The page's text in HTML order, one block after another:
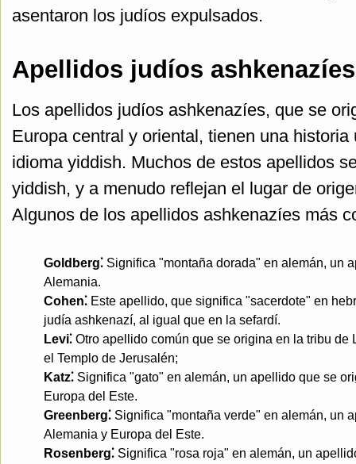
asentaron los judíos expulsados.
Apellidos judíos ashkenazíes
Los apellidos judíos ashkenazíes, que se
Europa central y oriental, tienen una
idioma yiddish. Muchos de estos apellidos
yiddish, y a menudo reflejan el lugar de
Algunos de los apellidos ashkenazíes más
Goldberg⁚ Significa "montaña dorada" en alemán, un
Alemania.
Cohen⁚ Este apellido, que significa "sacerdote" en
judía ashkenazí, al igual que en la sefardí.
Levi⁚ Otro apellido común que se origina en la tribu
el Templo de Jerusalén;
Katz⁚ Significa "gato" en alemán, un apellido que se
Europa del Este.
Greenberg⁚ Significa "montaña verde" en alemán, un
Alemania y Europa del Este.
Rosenberg⁚ Significa "rosa roja" en alemán, un